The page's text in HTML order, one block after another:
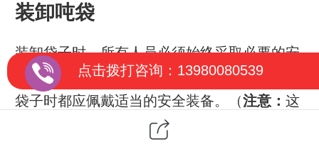
装卸吨袋
装卸袋子时，所有人员必须始终采取必要的安
全预防措施并了解周围环境。所有人员在处理
袋子时都应佩戴适当的安全装备。（注意： 这
装卸
点击拨打咨询：13980080539